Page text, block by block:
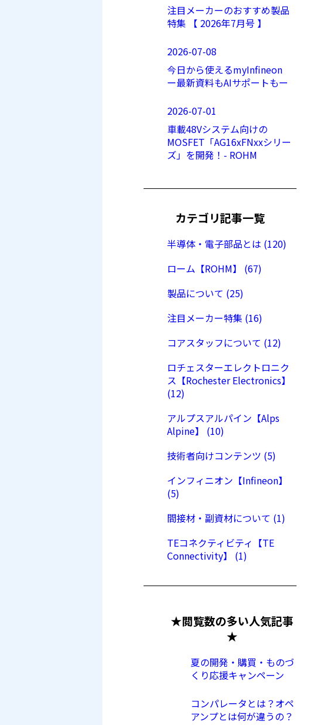
注目メーカーのおすすめ製品
特集 【 2026年7月号 】
2026-07-08
今日から使えるmyInfineon
ー最新資料もAIサポートもー
2026-07-01
車載48Vシステム向けの
MOSFET「AG16xFNxxシリー
ズ」を開発！- ROHM
カテゴリ記事一覧
半導体・電子部品とは (120)
ローム【ROHM】 (67)
製品について (25)
注目メーカー特集 (16)
コアスタッフについて (12)
ロチェスターエレクトロニク
ス【Rochester Electronics】
(12)
アルプスアルパイン【Alps
Alpine】 (10)
技術者向けコンテンツ (5)
インフィニオン【Infineon】
(5)
間接材・副資材について (1)
TEコネクティビティ【TE
Connectivity】 (1)
★閲覧数の多い人気記事
★
夏の開発・購買・ものづ
くり応援キャンペーン
コンパレータとは？オペ
アンプとは何が違うの？